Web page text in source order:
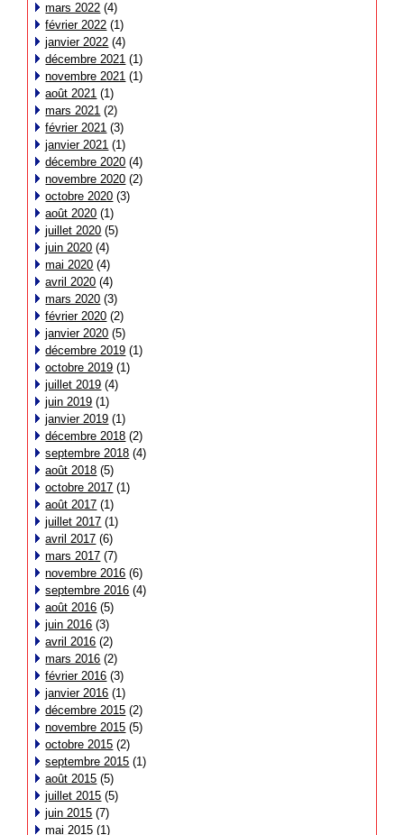
mars 2022 (4)
février 2022 (1)
janvier 2022 (4)
décembre 2021 (1)
novembre 2021 (1)
août 2021 (1)
mars 2021 (2)
février 2021 (3)
janvier 2021 (1)
décembre 2020 (4)
novembre 2020 (2)
octobre 2020 (3)
août 2020 (1)
juillet 2020 (5)
juin 2020 (4)
mai 2020 (4)
avril 2020 (4)
mars 2020 (3)
février 2020 (2)
janvier 2020 (5)
décembre 2019 (1)
octobre 2019 (1)
juillet 2019 (4)
juin 2019 (1)
janvier 2019 (1)
décembre 2018 (2)
septembre 2018 (4)
août 2018 (5)
octobre 2017 (1)
août 2017 (1)
juillet 2017 (1)
avril 2017 (6)
mars 2017 (7)
novembre 2016 (6)
septembre 2016 (4)
août 2016 (5)
juin 2016 (3)
avril 2016 (2)
mars 2016 (2)
février 2016 (3)
janvier 2016 (1)
décembre 2015 (2)
novembre 2015 (5)
octobre 2015 (2)
septembre 2015 (1)
août 2015 (5)
juillet 2015 (5)
juin 2015 (7)
mai 2015 (1)